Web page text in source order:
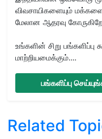
விவசாயிகளையும்
மேலான ஆதரவு
உங்களின் சிறு
மாற்றியமைக்கும்....
பங்களிப்பு
Related